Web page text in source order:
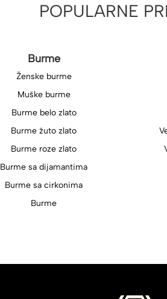
POPULARNE
Burme
Ženske burme
Muške burme
Burme belo zlato
Burme žuto zlato
Burme roze zlato
Burme sa dijamantima
Burme sa cirkonima
Burme